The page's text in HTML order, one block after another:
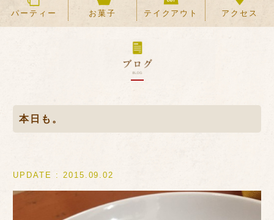
パーティー お菓子 テイクアウト アクセス
本日も。
UPDATE : 2015.09.02